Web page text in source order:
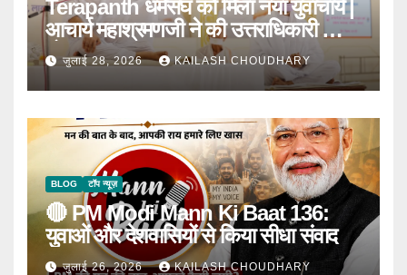
Terapanth धर्मसंघ को मिला नया युवाचार्य |
आचार्य महाश्रमणजी ने की उत्तराधिकारी की
घोषणा
जुलाई 28, 2026 KAILASH CHOUDHARY
BLOG टॉप न्यूज़
🔴 PM Modi Mann Ki Baat 136:
युवाओं और देशवासियों से किया सीधा संवाद
जुलाई 26, 2026 KAILASH CHOUDHARY